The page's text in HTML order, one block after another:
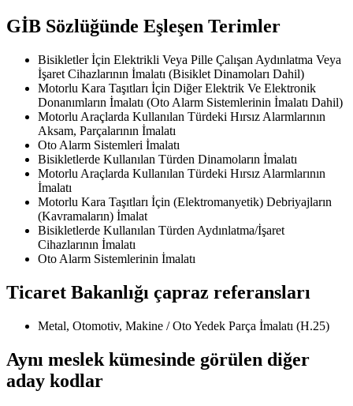
GİB Sözlüğünde Eşleşen Terimler
Bisikletler İçin Elektrikli Veya Pille Çalışan Aydınlatma Veya
İşaret Cihazlarının İmalatı (Bisiklet Dinamoları Dahil)
Motorlu Kara Taşıtları İçin Diğer Elektrik Ve Elektronik
Donanımların İmalatı (Oto Alarm Sistemlerinin İmalatı Dahil)
Motorlu Araçlarda Kullanılan Türdeki Hırsız Alarmlarının
Aksam, Parçalarının İmalatı
Oto Alarm Sistemleri İmalatı
Bisikletlerde Kullanılan Türden Dinamoların İmalatı
Motorlu Araçlarda Kullanılan Türdeki Hırsız Alarmlarının
İmalatı
Motorlu Kara Taşıtları İçin (Elektromanyetik) Debriyajların
(Kavramaların) İmalat
Bisikletlerde Kullanılan Türden Aydınlatma/İşaret
Cihazlarının İmalatı
Oto Alarm Sistemlerinin İmalatı
Ticaret Bakanlığı çapraz referansları
Metal, Otomotiv, Makine / Oto Yedek Parça İmalatı (H.25)
Aynı meslek kümesinde görülen diğer
aday kodlar